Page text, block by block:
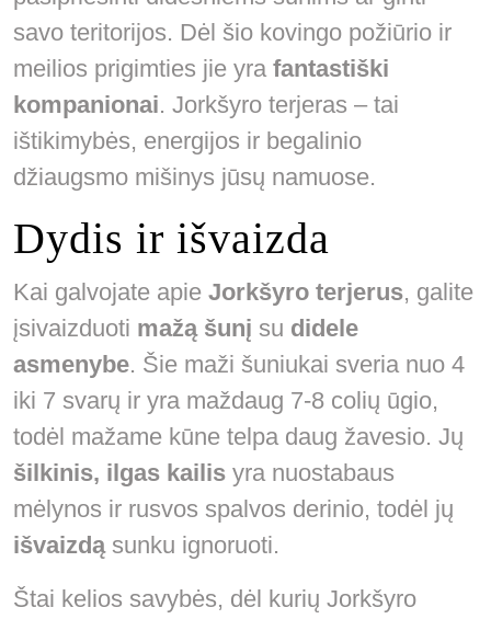
savo teritorijos. Dėl šio kovingo požiūrio ir
meilios prigimties jie yra fantastiški
kompanionai. Jorkšyro terjeras – tai
ištikimybės, energijos ir begalinio
džiaugsmo mišinys jūsų namuose.
Dydis ir išvaizda
Kai galvojate apie Jorkšyro terjerus, galite
įsivaizduoti mažą šunį su didele
asmenybe. Šie maži šuniukai sveria nuo 4
iki 7 svarų ir yra maždaug 7-8 colių ūgio,
todėl mažame kūne telpa daug žavesio. Jų
šilkinis, ilgas kailis yra nuostabaus
mėlynos ir rusvos spalvos derinio, todėl jų
išvaizdąsunku ignoruoti.
Štai kelios savybės, dėl kurių Jorkšyro